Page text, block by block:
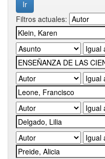
Filtros actuales: